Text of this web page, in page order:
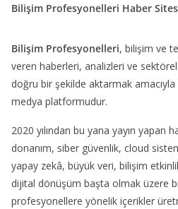
Bilişim Profesyonelleri Haber
Bilişim Profesyonelleri, bilişim ve
veren haberleri, analizleri ve sektörel
doğru bir şekilde aktarmak
medya platformudur.
2020 yılından bu yana yayın yapan
donanım, siber güvenlik, cloud
yapay zekâ, büyük veri, bilişim
dijital dönüşüm başta olmak üzere
profesyonellere yönelik içerikler